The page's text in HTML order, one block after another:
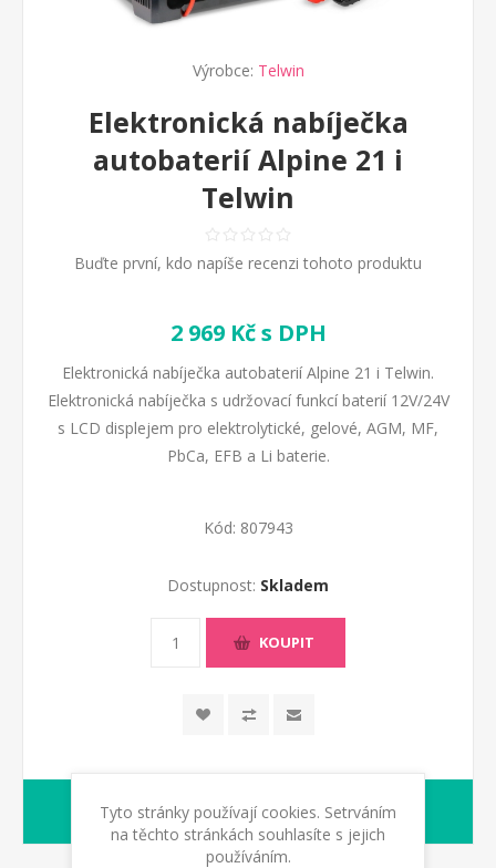
Výrobce: Telwin
Elektronická nabíječka
autobaterií Alpine 21 i
Telwin
Buďte první, kdo napíše recenzi tohoto produktu
2 969 Kč s DPH
Elektronická nabíječka autobaterií Alpine 21 i Telwin.
Elektronická nabíječka s udržovací funkcí baterií 12V/24V
s LCD displejem pro elektrolytické, gelové, AGM, MF,
PbCa, EFB a Li baterie.
Kód: 807943
Dostupnost: Skladem
KOUPIT
dodací lhůta : 1-2 dny
Tyto stránky používají cookies. Setrváním
na těchto stránkách souhlasíte s jejich
používáním.